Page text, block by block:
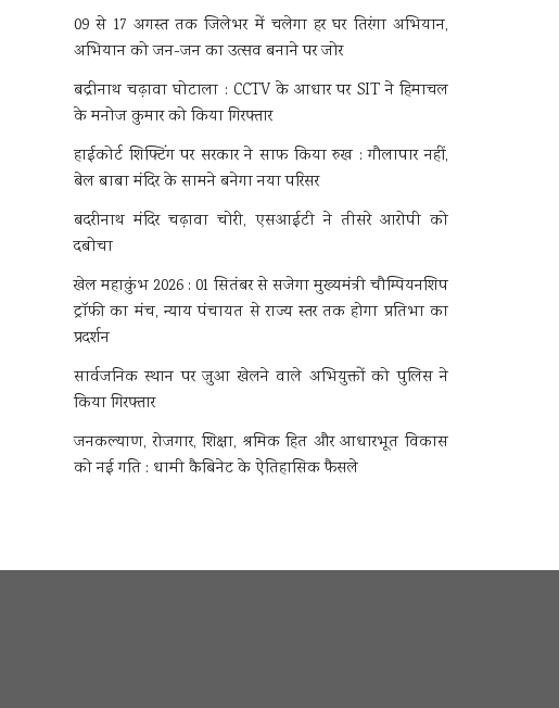
09 से 17 अगस्त तक जिलेभर में चलेगा हर घर तिरंगा अभियान,
अभियान को जन-जन का उत्सव बनाने पर जोर
बद्रीनाथ चढ़ावा घोटाला : CCTV के आधार पर SIT ने हिमाचल
के मनोज कुमार को किया गिरफ्तार
हाईकोर्ट शिफ्टिंग पर सरकार ने साफ किया रुख : गौलापार नहीं,
बेल बाबा मंदिर के सामने बनेगा नया परिसर
बदरीनाथ मंदिर चढ़ावा चोरी, एसआईटी ने तीसरे आरोपी को
दबोचा
खेल महाकुंभ 2026 : 01 सितंबर से सजेगा मुख्यमंत्री चौम्पियनशिप
ट्रॉफी का मंच, न्याय पंचायत से राज्य स्तर तक होगा प्रतिभा का
प्रदर्शन
सार्वजनिक स्थान पर जुआ खेलने वाले अभियुक्तों को पुलिस ने
किया गिरफ्तार
जनकल्याण, रोजगार, शिक्षा, श्रमिक हित और आधारभूत विकास
को नई गति : धामी कैबिनेट के ऐतिहासिक फैसले